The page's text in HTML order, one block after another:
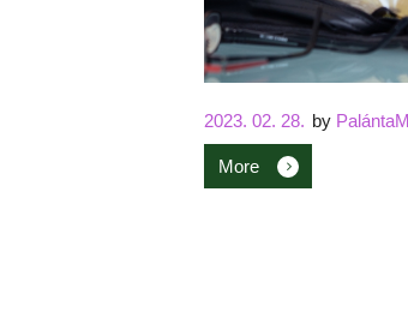
2023. 02. 28. by
More